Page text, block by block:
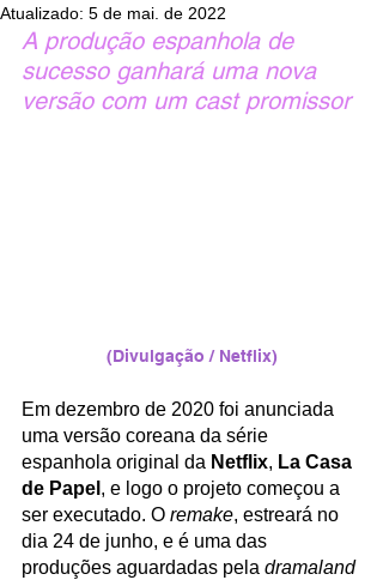
Atualizado: 5 de mai. de 2022
A produção espanhola de
sucesso ganhará uma nova
versão com um cast promissor
(Divulgação / Netflix)
Em dezembro de 2020 foi anunciada
uma versão coreana da série
espanhola original da Netflix, La Casa
de Papel , e logo o projeto começou a
ser executado. O remake, estreará no
dia 24 de junho, e é uma das
produções aguardadas pela dramaland